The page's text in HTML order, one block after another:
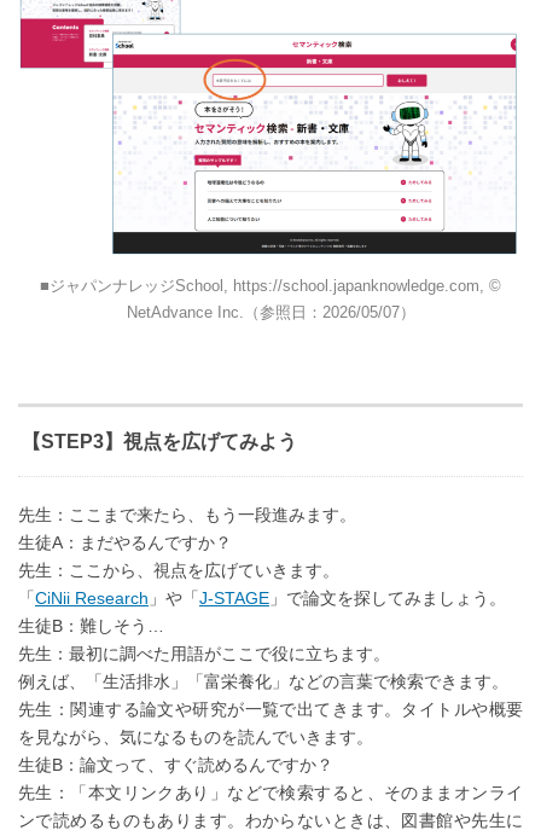
ジャパンナレッジSchool, https://school.japanknowledge.com, ©
NetAdvance Inc.（参照日：2026/05/07）
【STEP3】視点を広げてみよう
先生：ここまで来たら、もう一段進みます。
生徒A：まだやるんですか？
先生：ここから、視点を広げていきます。
「CiNii Research 」や「J-STAGE 」で論文を探してみましょう。
生徒B：難しそう…
先生：最初に調べた用語がここで役に立ちます。
例えば、「生活排水」「富栄養化」などの言葉で検索できます。
先生：関連する論文や研究が一覧で出てきます。タイトルや概要
を見ながら、気になるものを読んでいきます。
生徒B：論文って、すぐ読めるんですか？
先生：「本文リンクあり」などで検索すると、そのままオンライ
ンで読めるものもあります。わからないときは、図書館や先生に